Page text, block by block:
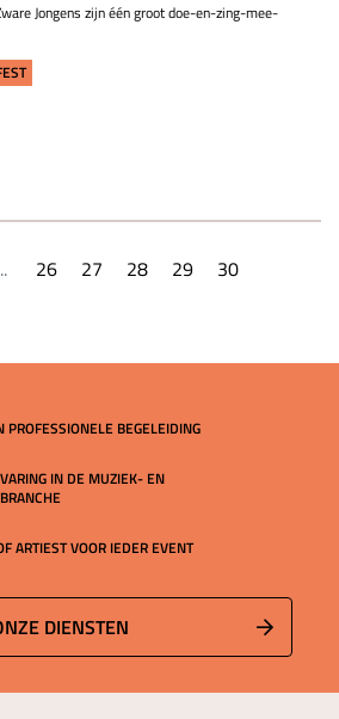
Jongens zijn één groot doe-en-zing-mee-
26 27 28 29 30
PROFESSIONELE BEGELEIDING
IN DE MUZIEK- EN
ARTIEST VOOR IEDER EVENT
DIENSTEN